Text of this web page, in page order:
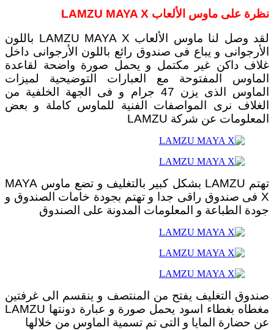
نظرة على ماوس الألعاب LAMZU MAYA X
لقد وصل لنا ماوس الألعاب LAMZU MAYA X باللون
الأرجوانى و يباع فى صندوق رائع باللون الأرجوانى داخل
غلاف داكن غير مكتمل و يحمل صورة واضحة لقاعدة
الماوس المفتوحة مع العبارات التوضيحية لميزات
الماوس الذى يزن 47 جرام و فى الجهة الخلفية من
الغلاف نرى المواصفات الفنية للماوس كاملة و بعض
المعلومات عن شركة LAMZU
تهتم LAMZU بشكل كبير بالتغليف و تضع ماوس MAYA
X فى صندوق راقى جدا و تهتم بجودة خامات الصندوق و
جودة الطباعة و المعلومات المدونة على الصندوق
صندوق التغليف يفتح من المنتصف و ينقسم الى غرفتين
مغطاه بغطاء اسود يحمل صورة و عبارة دونتها LAMZU
عن حضارة المايا و التى تم تسمية الماوس من خلالها